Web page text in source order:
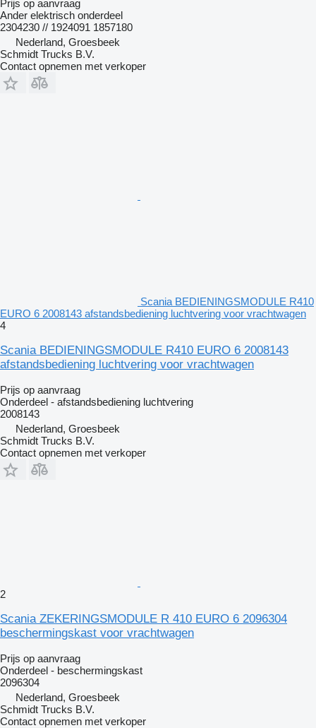
Prijs op aanvraag
Ander elektrisch onderdeel
2304230 // 1924091 1857180
Nederland, Groesbeek
Schmidt Trucks B.V.
Contact opnemen met verkoper
Scania BEDIENINGSMODULE R410
EURO 6 2008143 afstandsbediening luchtvering voor vrachtwagen
4
Scania BEDIENINGSMODULE R410 EURO 6 2008143
afstandsbediening luchtvering voor vrachtwagen
Prijs op aanvraag
Onderdeel - afstandsbediening luchtvering
2008143
Nederland, Groesbeek
Schmidt Trucks B.V.
Contact opnemen met verkoper
2
Scania ZEKERINGSMODULE R 410 EURO 6 2096304
beschermingskast voor vrachtwagen
Prijs op aanvraag
Onderdeel - beschermingskast
2096304
Nederland, Groesbeek
Schmidt Trucks B.V.
Contact opnemen met verkoper